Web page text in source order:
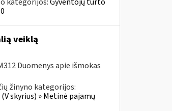
veiklą
Duomenys apie išmokas
žinyno kategorijos:
skyrius) » Metinė pajamų